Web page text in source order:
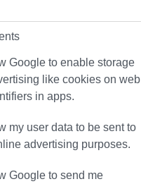
Google to enable storage
like cookies on web
in apps.
my user data to be sent to
advertising purposes.
Google to send me